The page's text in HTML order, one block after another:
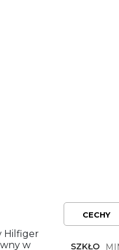
Hilfiger
w
CECHY
SZKŁO